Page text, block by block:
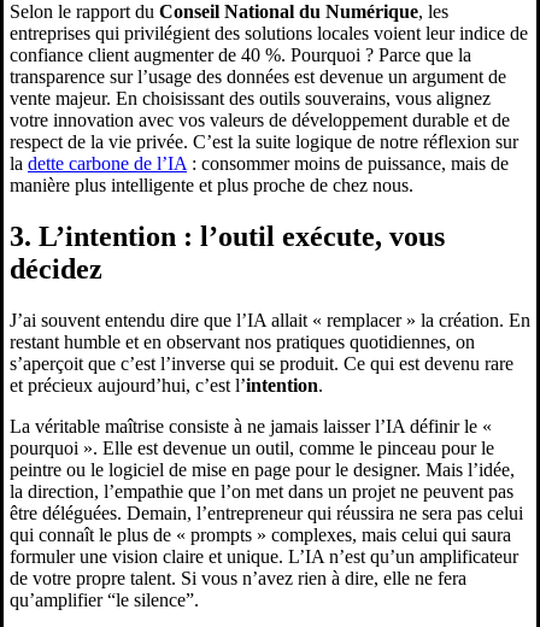
Selon le rapport du Conseil National du Numérique, les
entreprises qui privilégient des solutions locales voient leur indice de
confiance client augmenter de 40 %. Pourquoi ? Parce que la
transparence sur l’usage des données est devenue un argument de
vente majeur. En choisissant des outils souverains, vous alignez
votre innovation avec vos valeurs de développement durable et de
respect de la vie privée. C’est la suite logique de notre réflexion sur
la dette carbone de l’IA : consommer moins de puissance, mais de
manière plus intelligente et plus proche de chez nous.
3. L’intention : l’outil exécute, vous
décidez
J’ai souvent entendu dire que l’IA allait « remplacer » la création. En
restant humble et en observant nos pratiques quotidiennes, on
s’aperçoit que c’est l’inverse qui se produit. Ce qui est devenu rare
et précieux aujourd’hui, c’est l’intention.
La véritable maîtrise consiste à ne jamais laisser l’IA définir le «
pourquoi ». Elle est devenue un outil, comme le pinceau pour le
peintre ou le logiciel de mise en page pour le designer. Mais l’idée,
la direction, l’empathie que l’on met dans un projet ne peuvent pas
être déléguées. Demain, l’entrepreneur qui réussira ne sera pas celui
qui connaît le plus de « prompts » complexes, mais celui qui saura
formuler une vision claire et unique. L’IA n’est qu’un amplificateur
de votre propre talent. Si vous n’avez rien à dire, elle ne fera
qu’amplifier “le silence”.